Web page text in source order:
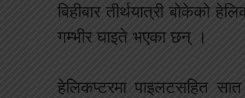
बिहीबार तीर्थयात्री बोकेको
गम्भीर घाइते भएका छन् ।
हेलिकप्टरमा पाइलटसहित